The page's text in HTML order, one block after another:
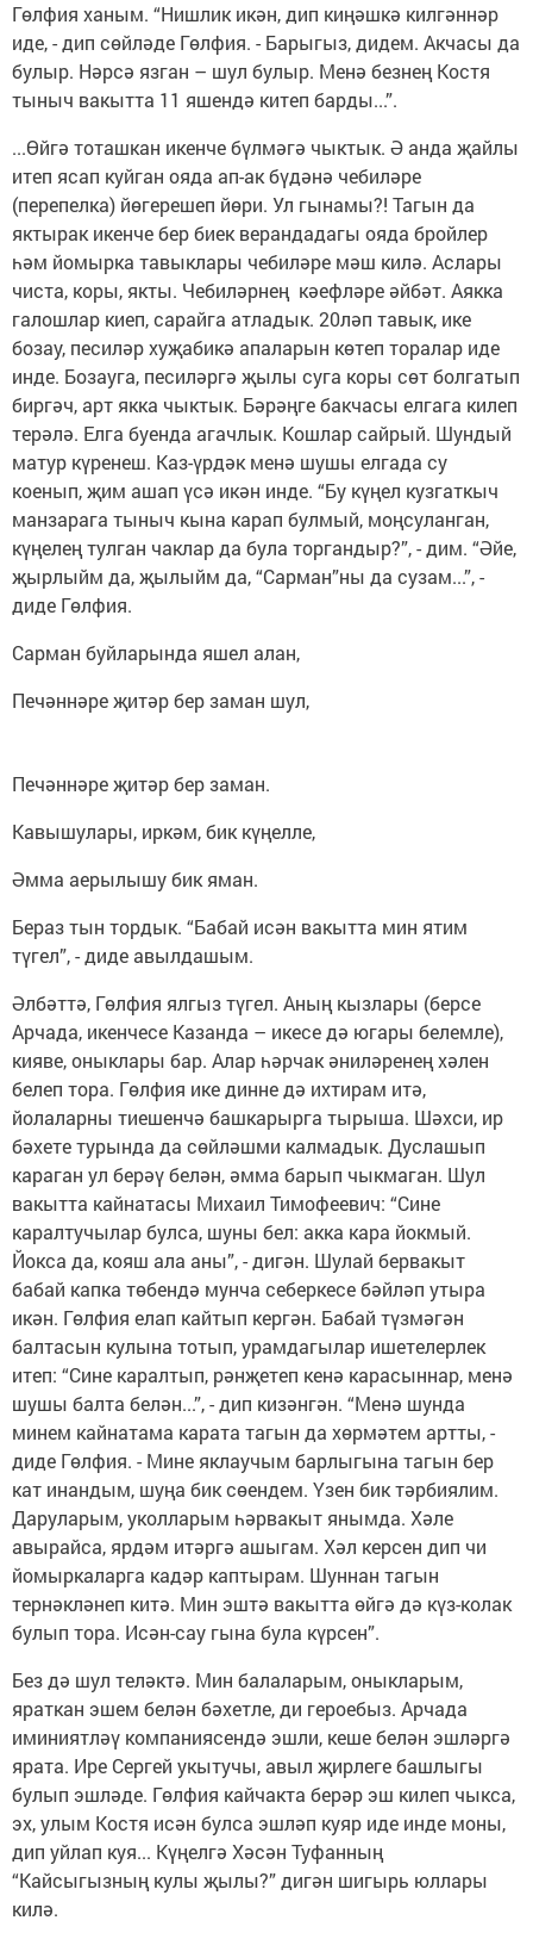
Гөлфия ханым. “Нишлик икән, дип киңәшкә килгәннәр
иде, - дип сөйләде Гөлфия. - Барыгыз, дидем. Акчасы да
булыр. Нәрсә язган – шул булыр. Менә безнең Костя
тыныч вакытта 11 яшендә китеп барды...”.
...Өйгә тоташкан икенче бүлмәгә чыктык. Ә анда җайлы
итеп ясап куйган ояда ап-ак бүдәнә чебиләре
(перепелка) йөгерешеп йөри. Ул гынамы?! Тагын да
яктырак икенче бер биек верандадагы ояда бройлер
һәм йомырка тавыклары чебиләре мәш килә. Аслары
чиста, коры, якты. Чебиләрнең кәефләре әйбәт. Аякка
галошлар киеп, сарайга атладык. 20ләп тавык, ике
бозау, песиләр хуҗабикә апаларын көтеп торалар иде
инде. Бозауга, песиләргә җылы суга коры сөт болгатып
биргәч, арт якка чыктык. Бәрәңге бакчасы елгага килеп
терәлә. Елга буенда агачлык. Кошлар сайрый. Шундый
матур күренеш. Каз-үрдәк менә шушы елгада су
коенып, җим ашап үсә икән инде. “Бу күңел кузгаткыч
манзарага тыныч кына карап булмый, моңсуланган,
күңелең тулган чаклар да була торгандыр?”, - дим. “Әйе,
җырлыйм да, җылыйм да, “Сарман”ны да сузам...”, -
диде Гөлфия.
Сарман буйларында яшел алан,
Печәннәре җитәр бер заман шул,
Печәннәре җитәр бер заман.
Кавышулары, иркәм, бик күңелле,
Әмма аерылышу бик яман.
Бераз тын тордык. “Бабай исән вакытта мин ятим
түгел”, - диде авылдашым.
Әлбәттә, Гөлфия ялгыз түгел. Аның кызлары (берсе
Арчада, икенчесе Казанда – икесе дә югары белемле),
кияве, оныклары бар. Алар һәрчак әниләренең хәлен
белеп тора. Гөлфия ике динне дә ихтирам итә,
йолаларны тиешенчә башкарырга тырыша. Шәхси, ир
бәхете турында да сөйләшми калмадык. Дуслашып
караган ул берәү белән, әмма барып чыкмаган. Шул
вакытта кайнатасы Михаил Тимофеевич: “Сине
каралтучылар булса, шуны бел: акка кара йокмый.
Йокса да, кояш ала аны”, - дигән. Шулай бервакыт
бабай капка төбендә мунча себеркесе бәйләп утыра
икән. Гөлфия елап кайтып кергән. Бабай түзмәгән
балтасын кулына тотып, урамдагылар ишетелерлек
итеп: “Сине каралтып, рәнҗетеп кенә карасыннар, менә
шушы балта белән...”, - дип кизәнгән. “Менә шунда
минем кайнатама карата тагын да хөрмәтем артты, -
диде Гөлфия. - Мине яклаучым барлыгына тагын бер
кат инандым, шуңа бик сөендем. Үзен бик тәрбиялим.
Даруларым, уколларым һәрвакыт янымда. Хәле
авырайса, ярдәм итәргә ашыгам. Хәл керсен дип чи
йомыркаларга кадәр каптырам. Шуннан тагын
тернәкләнеп китә. Мин эштә вакытта өйгә дә күз-колак
булып тора. Исән-сау гына була күрсен”.
Без дә шул теләктә. Мин балаларым, оныкларым,
яраткан эшем белән бәхетле, ди героебыз. Арчада
иминиятләү компаниясендә эшли, кеше белән эшләргә
ярата. Ире Сергей укытучы, авыл җирлеге башлыгы
булып эшләде. Гөлфия кайчакта берәр эш килеп чыкса,
эх, улым Костя исән булса эшләп куяр иде инде моны,
дип уйлап куя... Күңелгә Хәсән Туфанның
“Кайсыгызның кулы җылы?” дигән шигырь юллары
килә.